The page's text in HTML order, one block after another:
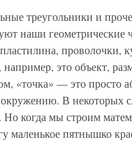
треугольники и
наши геометрические
проволочки,
например, это объект,
«точка» — это просто
окружению. В некоторых
Но когда мы строим
маленькое пятнышко